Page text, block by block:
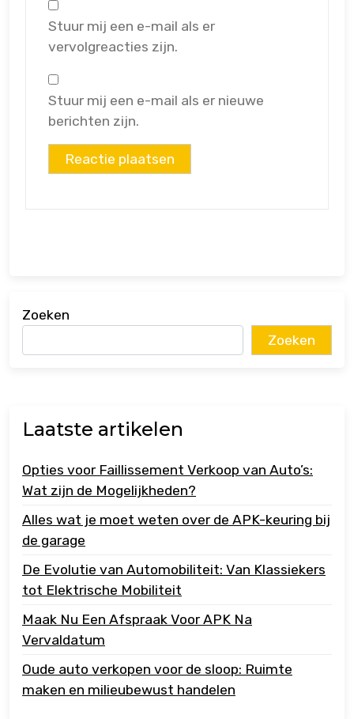
Stuur mij een e-mail als er
vervolgreacties zijn.
Stuur mij een e-mail als er nieuwe
berichten zijn.
Zoeken
Zoeken
Laatste artikelen
Opties voor Faillissement Verkoop van Auto’s:
Wat zijn de Mogelijkheden?
Alles wat je moet weten over de APK-keuring bij
de garage
De Evolutie van Automobiliteit: Van Klassiekers
tot Elektrische Mobiliteit
Maak Nu Een Afspraak Voor APK Na
Vervaldatum
Oude auto verkopen voor de sloop: Ruimte
maken en milieubewust handelen